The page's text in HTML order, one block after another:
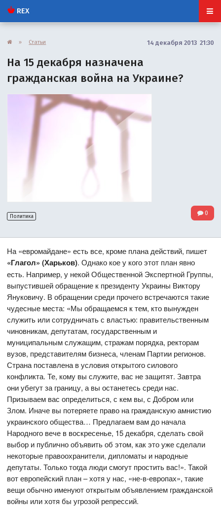
REX
» Статьи 14 декабря 2013 21:30
На 15 декабря назначена
гражданская война на Украине?
Политика 0
На «евромайдане» есть все, кроме плана действий, пишет
«Глагол» (Харьков). Однако кое у кого этот план явно
есть. Например, у некой Общественной Экспертной Группы,
выпустившей обращение к президенту Украины Виктору
Януковичу. В обращении среди прочего встречаются такие
чудесные места: «Мы обращаемся к тем, кто вынужден
служить или сотрудничать с властью: правительственным
чиновникам, депутатам, государственным и
муниципальным служащим, стражам порядка, ректорам
вузов, представителям бизнеса, членам Партии регионов.
Страна поставлена в условия открытого силового
конфликта. Те, кому вы служите, вас не защитят. Завтра
они убегут за границу, а вы останетесь среди нас.
Призываем вас определиться, с кем вы, с Добром или
Злом. Иначе вы потеряете право на гражданскую амнистию
украинского общества… Предлагаем вам до начала
Народного вече в воскресенье, 15 декабря, сделать свой
выбор и публично объявить об этом, как это уже сделали
некоторые правоохранители, дипломаты и народные
депутаты. Только тогда люди смогут простить вас!». Такой
вот европейский план – хотя у нас, «не-в-европах», такие
вещи обычно именуют открытым объявлением гражданской
войны или хотя бы угрозой репрессий.